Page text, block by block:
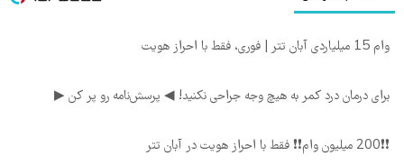
وام 15 میلیاردی آبان تتر | فوری، فقط با احراز هویت
برای درمان درد کمر به هیچ وجه جراحی نکنید! ◀ پرسش‌نامه رو پر کن ▶
❗❗200 میلیون وام❗❗ فقط با احراز هویت در آبان تتر